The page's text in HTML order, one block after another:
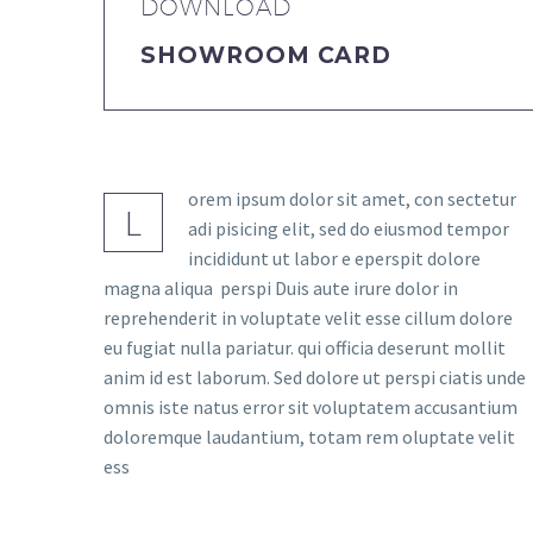
DOWNLOAD
SHOWROOM CARD
L
orem ipsum dolor sit amet, con sectetur
adi pisicing elit, sed do eiusmod tempor
incididunt ut labor e eperspit dolore
magna aliqua perspi Duis aute irure dolor in
reprehenderit in voluptate velit esse cillum dolore
eu fugiat nulla pariatur. qui officia deserunt mollit
anim id est laborum. Sed dolore ut perspi ciatis unde
omnis iste natus error sit voluptatem accusantium
doloremque laudantium, totam rem oluptate velit
ess